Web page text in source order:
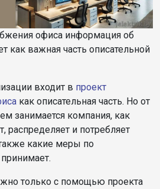
офиса информация об
как важная часть описательной
входит в проект
как описательная часть. Но от
занимается компания, как
распределяет и потребляет
какие меры по
только с помощью проекта